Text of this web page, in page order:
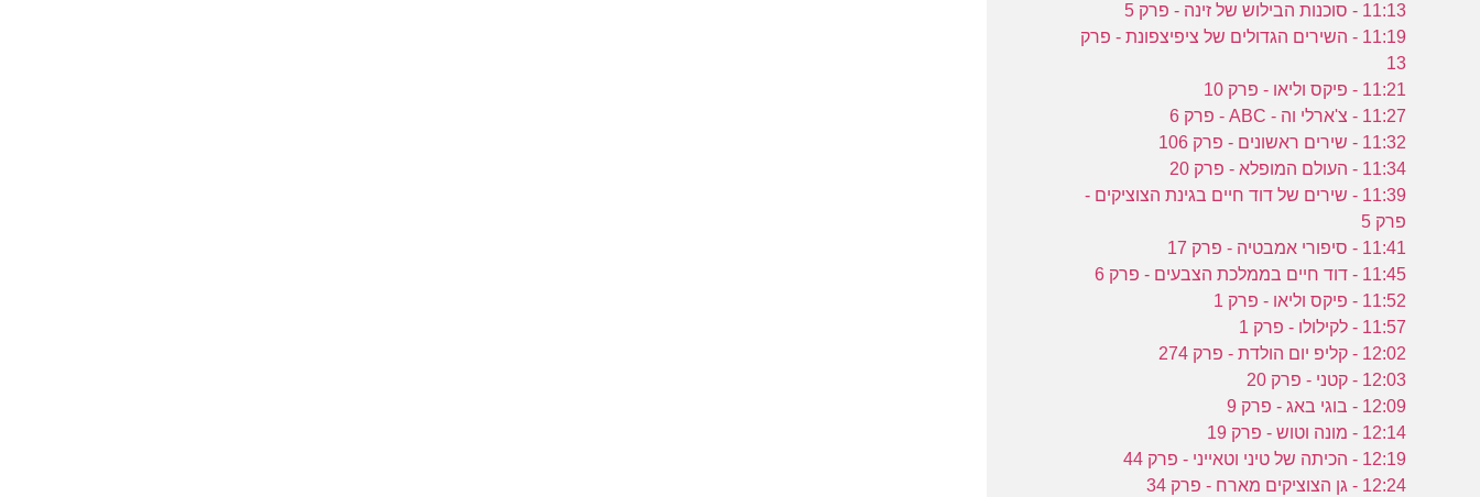
11:13 - סוכנות הבילוש של זינה - פרק 5
11:19 - השירים הגדולים של ציפיצפונת - פרק
13
11:21 - פיקס וליאו - פרק 10
11:27 - צ'ארלי וה - ABC - פרק 6
11:32 - שירים ראשונים - פרק 106
11:34 - העולם המופלא - פרק 20
11:39 - שירים של דוד חיים בגינת הצוציקים -
פרק 5
11:41 - סיפורי אמבטיה - פרק 17
11:45 - דוד חיים בממלכת הצבעים - פרק 6
11:52 - פיקס וליאו - פרק 1
11:57 - לקילולו - פרק 1
12:02 - קליפ יום הולדת - פרק 274
12:03 - קטני - פרק 20
12:09 - בוגי באג - פרק 9
12:14 - מונה וטוש - פרק 19
12:19 - הכיתה של טיני וטאייני - פרק 44
12:24 - גן הצוציקים מארח - פרק 34